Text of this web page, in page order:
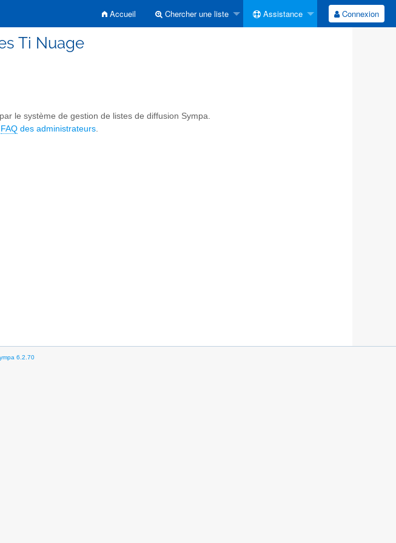
Accueil Chercher une liste Assistance Connexion
Ti Nuage
par le système de gestion de listes de diffusion Sympa.
FAQ des administrateurs
6.2.70